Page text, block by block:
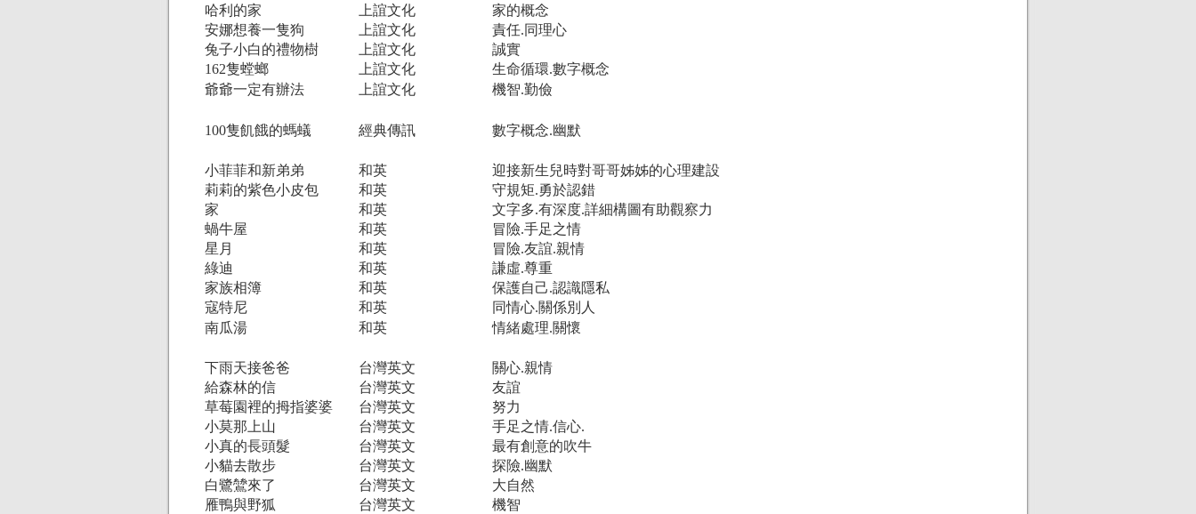
哈利的家
上誼文化
家的概念
安娜想養一隻狗
上誼文化
責任.同理心
兔子小白的禮物樹
上誼文化
誠實
162隻螳螂
上誼文化
生命循環.數字概念
爺爺一定有辦法
上誼文化 機智.勤儉
100隻飢餓的螞蟻 經典傳訊 數字概念.幽默
小菲菲和新弟弟 和英
迎接新生兒時對哥哥姊姊的心理建設
莉莉的紫色小皮包
和英
守規矩.勇於認錯
家
和英
文字多.有深度.詳細構圖有助觀察力
蝸牛屋
和英
冒險.手足之情
星月
和英
冒險.友誼.親情
綠迪
和英
謙虛.尊重
家族相簿
和英
保護自己.認識隱私
寇特尼
和英
同情心.關係別人
南瓜湯
和英 情緒處理.關懷
下雨天接爸爸 台灣英文
關心.親情
給森林的信
台灣英文
友誼
草莓園裡的拇指婆婆
台灣英文
努力
小莫那上山
台灣英文
手足之情.信心.
小真的長頭髮
台灣英文
最有創意的吹牛
小貓去散步
台灣英文
探險.幽默
白鷺鷥來了
台灣英文
大自然
雁鴨與野狐
台灣英文
機智